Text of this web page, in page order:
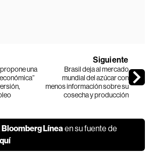
una
Siguiente
Brasil deja al mercado
mundial del azúcar con
menos información sobre su
cosecha y producción
Bloomberg Línea en su fuente de